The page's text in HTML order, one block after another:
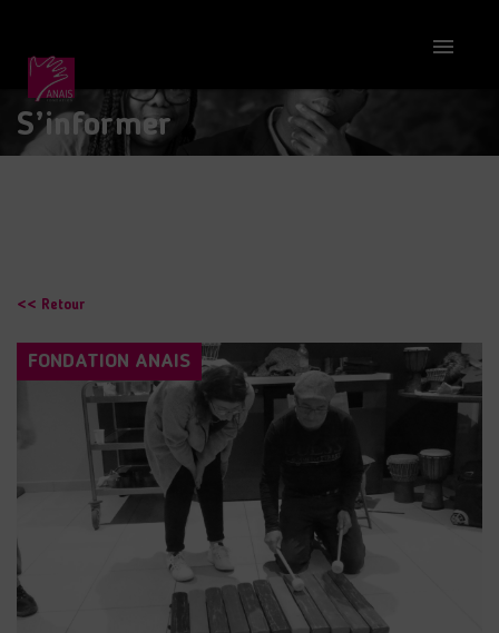

S’informer
<< Retour
FONDATION ANAIS